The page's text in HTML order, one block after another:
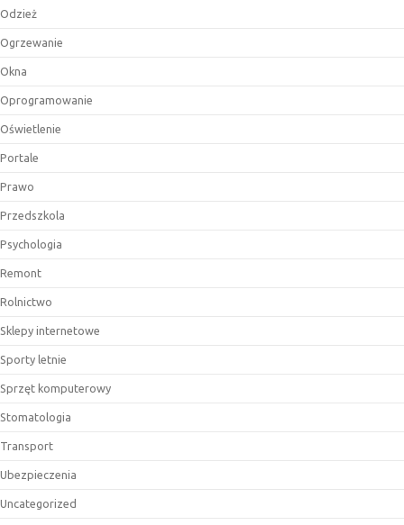
Odzież
Ogrzewanie
Okna
Oprogramowanie
Oświetlenie
Portale
Prawo
Przedszkola
Psychologia
Remont
Rolnictwo
Sklepy internetowe
Sporty letnie
Sprzęt komputerowy
Stomatologia
Transport
Ubezpieczenia
Uncategorized